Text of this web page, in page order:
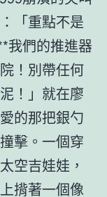
「重點不是
我們的推進器
！別帶任何
！」就在廖
的那把銀勺
擊。一個穿
空吉娃娃，
揹著一個像